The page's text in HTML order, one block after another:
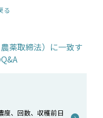
る
薬取締法）に一致す
度、回数、収穫前日